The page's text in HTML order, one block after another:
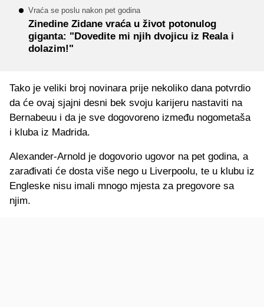
Vraća se poslu nakon pet godina
Zinedine Zidane vraća u život potonulog
giganta: "Dovedite mi njih dvojicu iz Reala i
dolazim!"
Tako je veliki broj novinara prije nekoliko dana potvrdio
da će ovaj sjajni desni bek svoju karijeru nastaviti na
Bernabeuu i da je sve dogovoreno između nogometaša
i kluba iz Madrida.
Alexander-Arnold je dogovorio ugovor na pet godina, a
zarađivati će dosta više nego u Liverpoolu, te u klubu iz
Engleske nisu imali mnogo mjesta za pregovore sa
njim.